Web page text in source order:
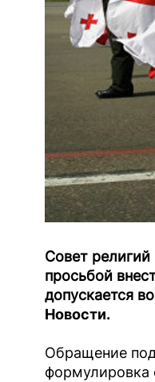
Совет
просьбой
допускается
Новости.
Обращение
формулировка